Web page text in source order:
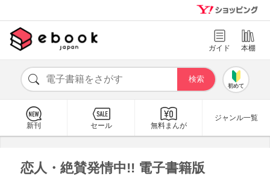
ガイド 本棚
初めて
新刊 セール 無料まんが
ジャンル一覧
恋人・絶賛発情中!! 電子書籍版